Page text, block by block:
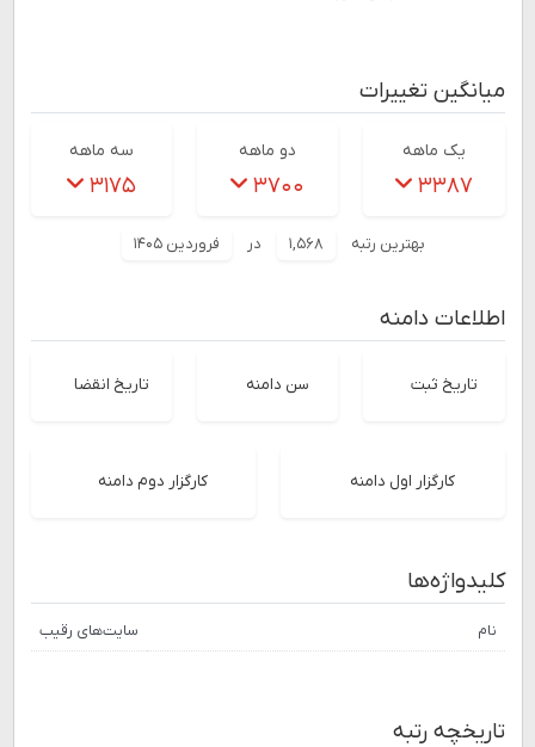
میانگین تغییرات
یک ماهه
۳۳۸۷
دو ماهه
۳۷۰۰
سه ماهه
۳۱۷۵
بهترین رتبه ۱,۵۶۸ در فروردین ۱۴۰۵
اطلاعات دامنه
تاریخ ثبت سن دامنه تاریخ انقضا
کارگزار اول دامنه کارگزار دوم دامنه
کلیدواژه‌ها
نام سایت‌های رقیب
تاریخچه رتبه